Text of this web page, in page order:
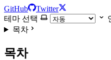
GitHub
Twitter
테마 선택
목차
목차